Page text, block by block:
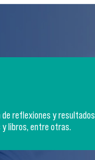
de reflexiones y resultados
libros, entre otras.